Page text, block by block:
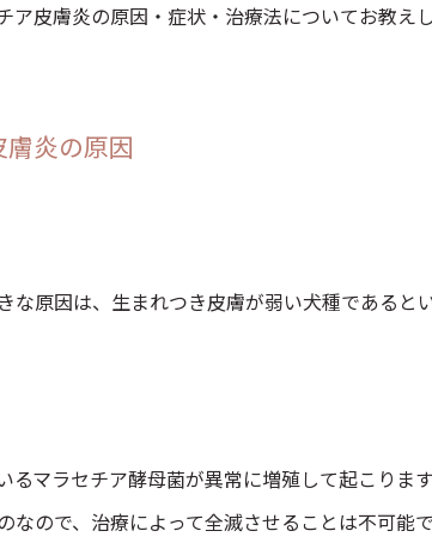
皮膚炎の原因・症状・治療法についてお教えし
炎の原因
な原因は、生まれつき皮膚が弱い犬種であると
るマラセチア酵母菌が異常に増殖して起こりま
ので、治療によって全滅させることは不可能で